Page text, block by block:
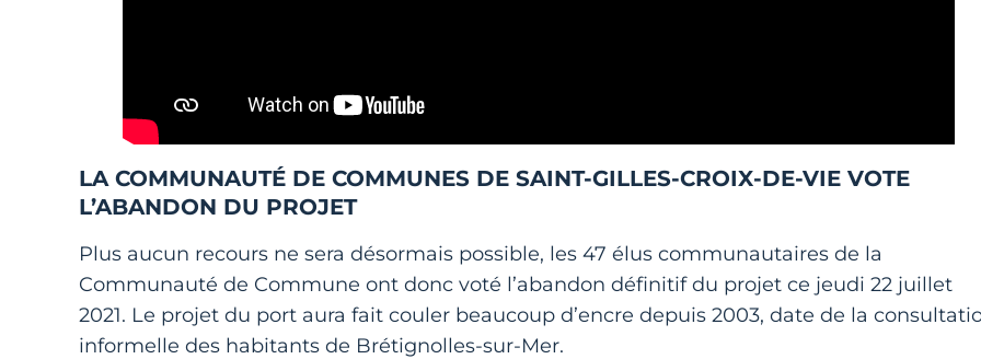
LA COMMUNAUTÉ DE COMMUNES DE SAINT-GILLES-CROIX-DE-VIE VOTE
L’ABANDON DU PROJET
Plus aucun recours ne sera désormais possible, les 47 élus communautaires de la
Communauté de Commune ont donc voté l’abandon définitif du projet ce jeudi 22 juillet
2021. Le projet du port aura fait couler beaucoup d’encre depuis 2003, date de la
informelle des habitants de Brétignolles-sur-Mer.